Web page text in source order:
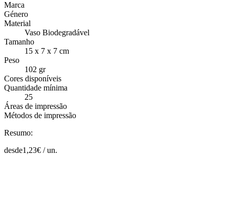
Marca
Género
Material
Vaso Biodegradável
Tamanho
15 x 7 x 7 cm
Peso
102 gr
Cores disponíveis
Quantidade mínima
25
Áreas de impressão
Métodos de impressão
Resumo:
desde1,23€ /un.